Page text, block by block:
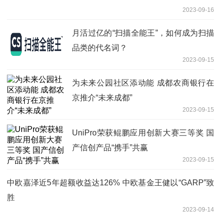
2023-09-16
月活过亿的“扫描全能王”，如何成为扫描
品类的代名词？
2023-09-15
为未来公园社区添动能 成都农商银行在
京推介“未来成都”
2023-09-15
UniPro荣获鲲鹏应用创新大赛三等奖 国
产信创产品“携手”共赢
2023-09-15
中欧嘉泽近5年超额收益达126% 中欧基金王健以“GARP”致
胜
2023-09-14